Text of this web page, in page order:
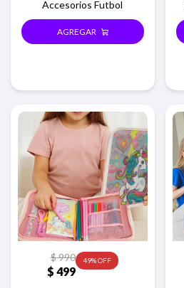
Accesorios Futbol
$ 499
$990 49